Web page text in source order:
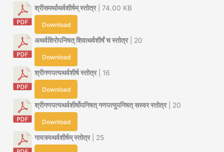
श्रीसमर्थाथर्वशीर्षम् स्तोत्र| 74.00 KB
Download
अथर्वशिरोपनिषत् शिवाथर्वशीर्षं च स्तोत्र| 20
Download
श्रीगणपत्यथर्वशीर्ष स्तोत्र| 16
Download
श्रीगणपत्यथर्वशीर्षोपनिषत् गणपत्युपनिषत् सस्वर स्तोत्र| 20
Download
गायत्र्यथर्वशीर्षम् स्तोत्र| 25